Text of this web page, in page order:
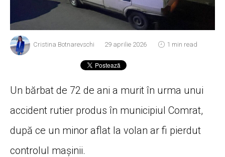
Cristina Botnarevschi 29 aprilie 2026 1 min read
Un bărbat de 72 de ani a murit în urma unui
accident rutier produs în municipiul Comrat,
după ce un minor aflat la volan ar fi pierdut
controlul mașinii.